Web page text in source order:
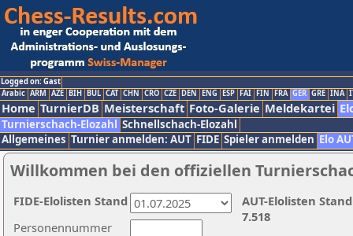
Logged on: Gast
Arabic ARM AZE BIH BUL CAT CHN CRO CZE DEN ENG ESP FAI FIN FRA GER GRE INA
Home TurnierDB Meisterschaft Foto-Galerie Meldekartei
Turnierschach-Elozahl Schnellschach-Elozahl
Allgemeines Turnier anmelden: AUT FIDE Spieler anmelden Elo
Willkommen bei den offiziellen
Personennummer
AUT-Elolisten
7.518
FIDE-Elolisten Stand